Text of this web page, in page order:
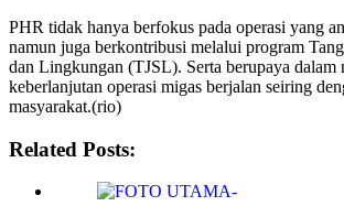
PHR tidak hanya berfokus pada operasi yang
namun juga berkontribusi melalui program
dan Lingkungan (TJSL). Serta berupaya dalam
keberlanjutan operasi migas berjalan seiring
masyarakat.(rio)
Related Posts: